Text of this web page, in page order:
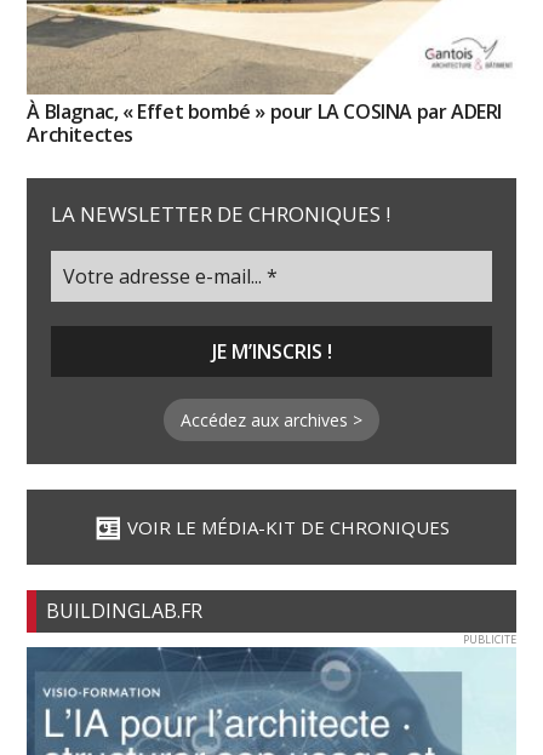
À Blagnac, « Effet bombé » pour LA COSINA par ADERI
Architectes
LA NEWSLETTER DE CHRONIQUES !
Accédez aux archives >
VOIR LE MÉDIA-KIT DE CHRONIQUES
BUILDINGLAB.FR
PUBLICITE